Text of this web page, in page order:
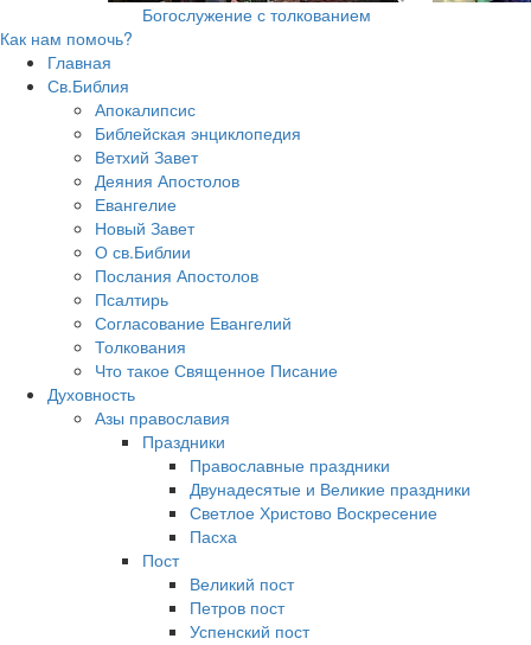
Богослужение с толкованием
Как нам помочь?
Главная
Св.Библия
Апокалипсис
Библейская энциклопедия
Ветхий Завет
Деяния Апостолов
Евангелие
Новый Завет
О св.Библии
Послания Апостолов
Псалтирь
Согласование Евангелий
Толкования
Что такое Священное Писание
Духовность
Азы православия
Праздники
Православные праздники
Двунадесятые и Великие праздники
Светлое Христово Воскресение
Пасха
Пост
Великий пост
Петров пост
Успенский пост